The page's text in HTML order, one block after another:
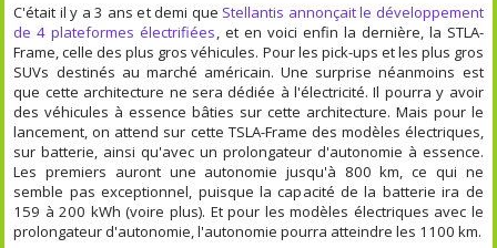
C'était il y a 3 ans et demi que Stellantis annonçait le développement
de 4 plateformes électrifiées, et en voici enfin la dernière, la STLA-
Frame, celle des plus gros véhicules. Pour les pick-ups et les plus gros
SUVs destinés au marché américain. Une surprise néanmoins est
que cette architecture ne sera dédiée à l'électricité. Il pourra y avoir
des véhicules à essence bâties sur cette architecture. Mais pour le
lancement, on attend sur cette TSLA-Frame des modèles électriques,
sur batterie, ainsi qu'avec un prolongateur d'autonomie à essence.
Les premiers auront une autonomie jusqu'à 800 km, ce qui ne
semble pas exceptionnel, puisque la capacité de la batterie ira de
159 à 200 kWh (voire plus). Et pour les modèles électriques avec le
prolongateur d'autonomie, l'autonomie pourra atteindre les 1100 km.